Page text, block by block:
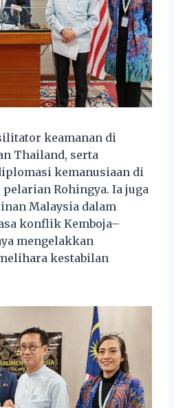
keamanan di
Thailand, serta
kemanusiaan di
Rohingya. Ia juga
Malaysia dalam
konflik Kemboja–
mengelakkan
kestabilan